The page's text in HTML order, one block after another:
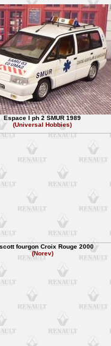
Espace I ph 2 SMUR 1989
(Universal Hobbies)
fourgon Croix Rouge 2000
(Norev)